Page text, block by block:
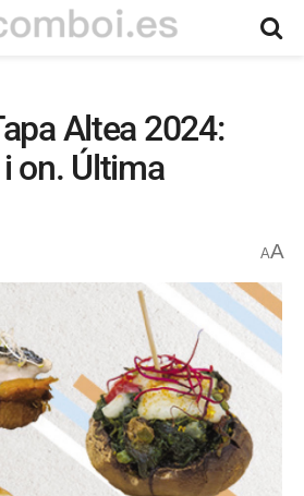
Altea 2024:
on. Última
AA